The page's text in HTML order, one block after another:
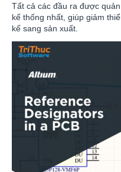
Tất cả các đầu ra được
kế thống nhất, giúp giảm
kế sang sản xuất.